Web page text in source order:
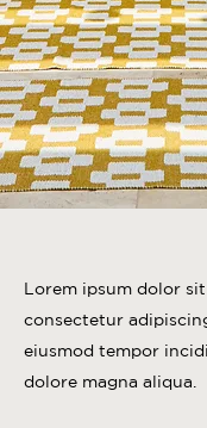
Lorem ipsum dolor sit
consectetur
eiusmod tempor
dolore magna aliqua.